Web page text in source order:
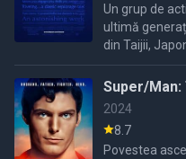
Un grup de
ultimă
din Taijii,
extrem
pentru
Super/
Story
2024
8.7
Povestea